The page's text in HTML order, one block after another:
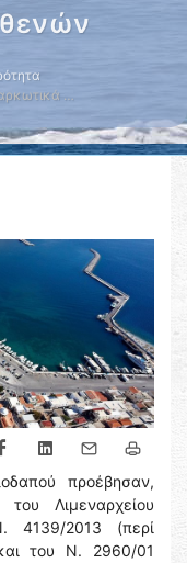
…
προέβησαν,
Λιμεναρχείου
4139/2013 (περί
του Ν. 2960/01